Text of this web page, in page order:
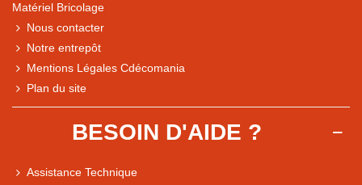
Matériel Bricolage
Nous contacter
Notre entrepôt
Mentions Légales Cdécomania
Plan du site
BESOIN D'AIDE ?
Assistance Technique